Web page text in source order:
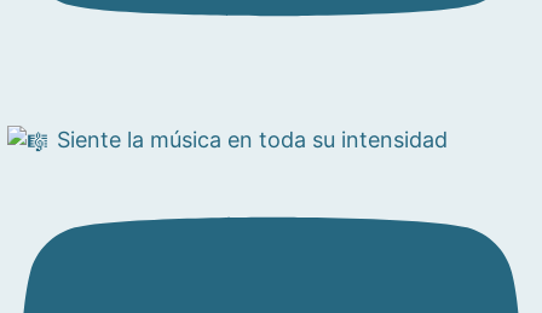
Siente la música en toda su intensidad